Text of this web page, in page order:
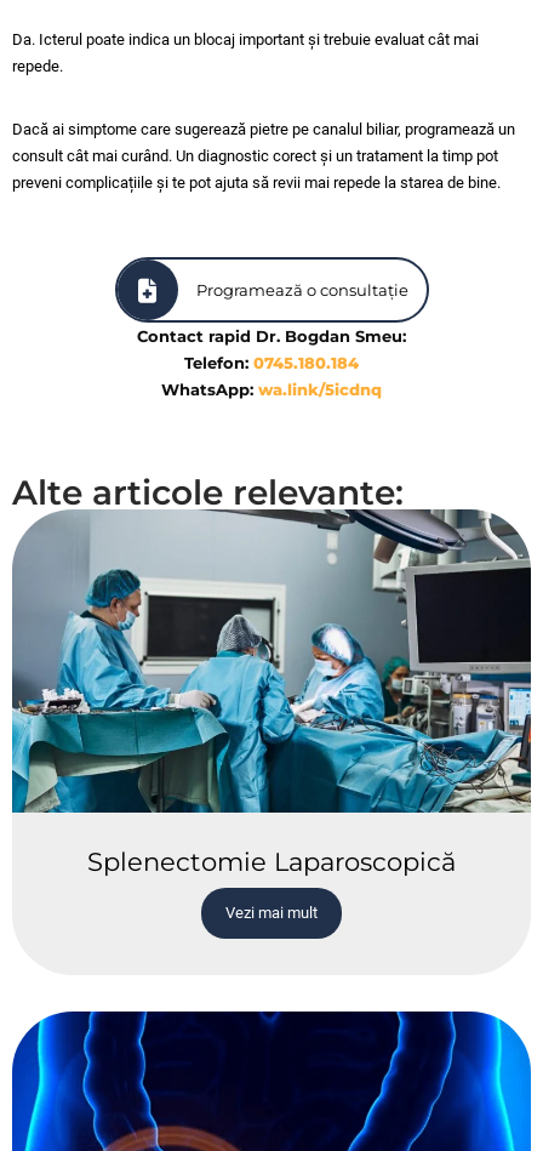
Da. Icterul poate indica un blocaj important și trebuie evaluat cât mai
repede.
Dacă ai simptome care sugerează pietre pe canalul biliar, programează un
consult cât mai curând. Un diagnostic corect și un tratament la timp pot
preveni complicațiile și te pot ajuta să revii mai repede la starea de bine.
Programează o consultație
Contact rapid Dr. Bogdan Smeu:
Telefon: 0745.180.184
WhatsApp: wa.link/5icdnq
Alte articole relevante:
Splenectomie Laparoscopică
Vezi mai mult